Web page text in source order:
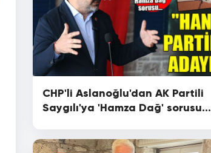
CHP'li Aslanoğlu'dan AK Partili
Saygılı'ya 'Hamza Dağ' sorusu...